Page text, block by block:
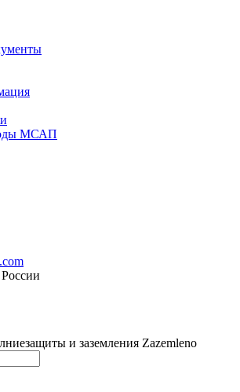
МСАП
и заземления Zazemleno